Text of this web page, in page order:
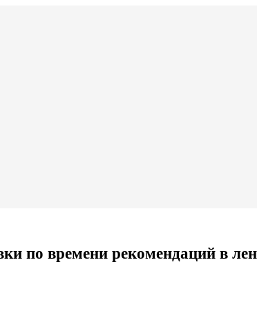
по времени рекомендаций в